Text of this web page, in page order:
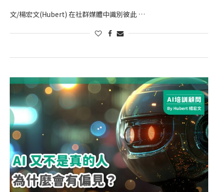
文/楊宏文(Hubert) 在社群媒體中識別彼此 …